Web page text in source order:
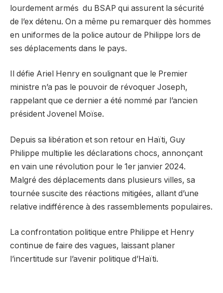
lourdement armés du BSAP qui assurent la sécurité
de l’ex détenu. On a même pu remarquer dès hommes
en uniformes de la police autour de Philippe lors de
ses déplacements dans le pays.
Il défie Ariel Henry en soulignant que le Premier
ministre n’a pas le pouvoir de révoquer Joseph,
rappelant que ce dernier a été nommé par l’ancien
président Jovenel Moïse.
Depuis sa libération et son retour en Haïti, Guy
Philippe multiplie les déclarations chocs, annonçant
en vain une révolution pour le 1er janvier 2024.
Malgré des déplacements dans plusieurs villes, sa
tournée suscite des réactions mitigées, allant d’une
relative indifférence à des rassemblements populaires.
La confrontation politique entre Philippe et Henry
continue de faire des vagues, laissant planer
l’incertitude sur l’avenir politique d’Haïti.